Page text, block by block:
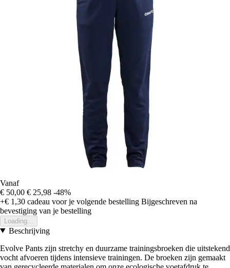
Vanaf
€ 50,00 € 25,98 -48%
+€ 1,30 cadeau voor je volgende bestelling Bijgeschreven na
bevestiging van je bestelling
Loading...
Beschrijving
Evolve Pants zijn stretchy en duurzame trainingsbroeken die uitstekend
vocht afvoeren tijdens intensieve trainingen. De broeken zijn gemaakt